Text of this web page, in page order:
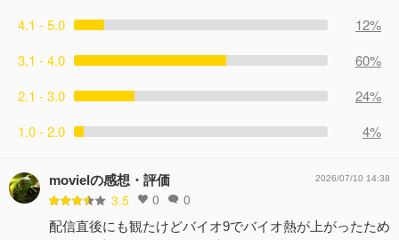
4.1 - 5.0
12%
3.1 - 4.0
60%
2.1 - 3.0
24%
1.0 - 2.0
4%
movielの感想・評価
3.5 0 0
2026/07/10 14:38
配信直後にも観たけどバイオ9でバイオ熱が上がったため